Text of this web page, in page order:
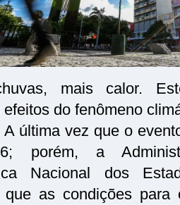
mais calor.
do fenômeno
A última vez que o
porém, a
Nacional dos
que as condições